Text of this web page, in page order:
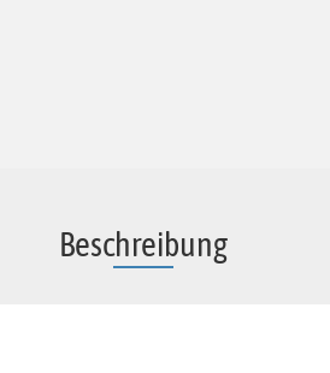
Beschreibung